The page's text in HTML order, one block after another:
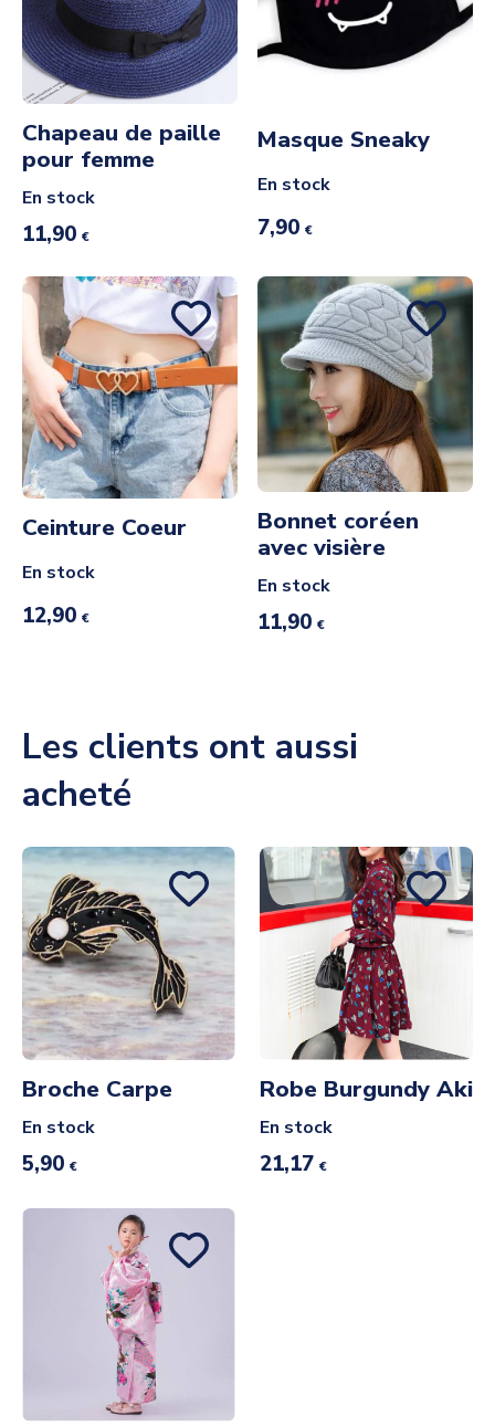
Chapeau de paille
pour femme
En stock
11,90 €
Masque Sneaky
En stock
7,90 €
Ceinture Coeur
En stock
12,90 €
Bonnet coréen
avec visière
En stock
11,90 €
Les clients ont aussi
acheté
Broche Carpe
En stock
5,90 €
Robe Burgundy Aki
En stock
21,17 €